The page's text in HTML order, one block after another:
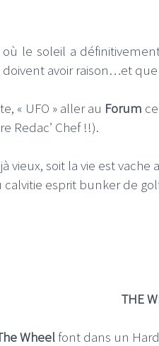
le soleil a
avoir raison…et que
« UFO » aller au Forum
Redac’ Chef !!).
vieux, soit la vie est vache
calvitie esprit bunker de
THE
Wheelfont dans un